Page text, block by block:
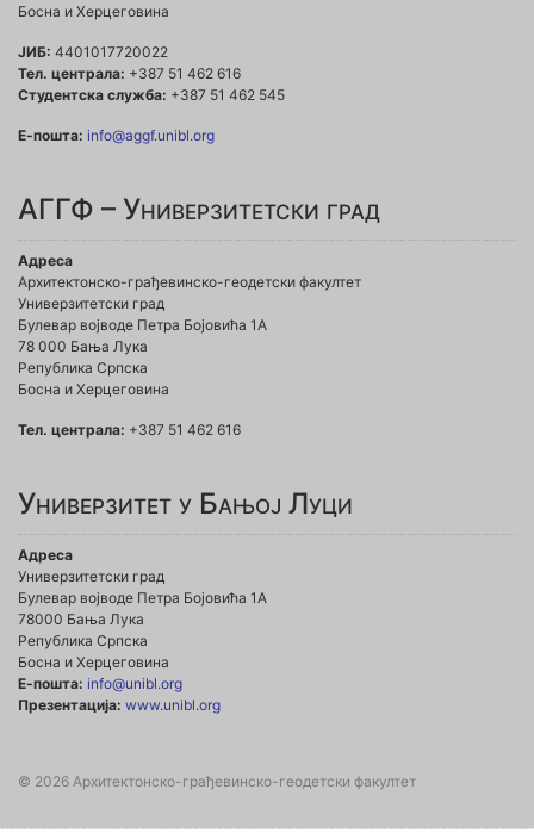
Босна и Херцеговина
ЈИБ: 4401017720022
Тел. централа: +387 51 462 616
Студентска служба: +387 51 462 545
Е-пошта: info@aggf.unibl.org
АГГФ – Универзитетски град
Адреса
Архитектонско-грађевинско-геодетски факултет
Универзитетски град
Булевар војводе Петра Бојовића 1A
78 000 Бања Лука
Република Српска
Босна и Херцеговина
Тел. централа: +387 51 462 616
Универзитет у Бањој Луци
Адреса
Универзитетски град
Булевар војводе Петра Бојовића 1А
78000 Бања Лука
Република Српска
Босна и Херцеговина
Е-пошта: info@unibl.org
Презентација: www.unibl.org
© 2026 Архитектонско-грађевинско-геодетски факултет